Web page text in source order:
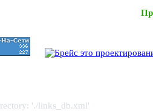
'./links_db.xml'